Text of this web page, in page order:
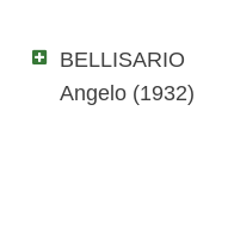
BELLISARIO
Angelo (1932)